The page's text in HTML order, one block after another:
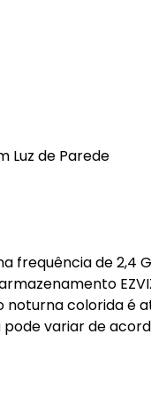
Luz de Parede
frequência de
colorida é
variar de